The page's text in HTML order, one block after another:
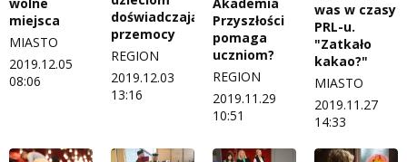
miejsca
MIASTO
2019.12.05
08:06
doświadczającym
przemocy
REGION
2019.12.03
13:16
Przyszłości
pomaga
uczniom?
REGION
2019.11.29
10:51
was w czasy
PRL-u.
"Zatkało
kakao?"
MIASTO
2019.11.27
14:33